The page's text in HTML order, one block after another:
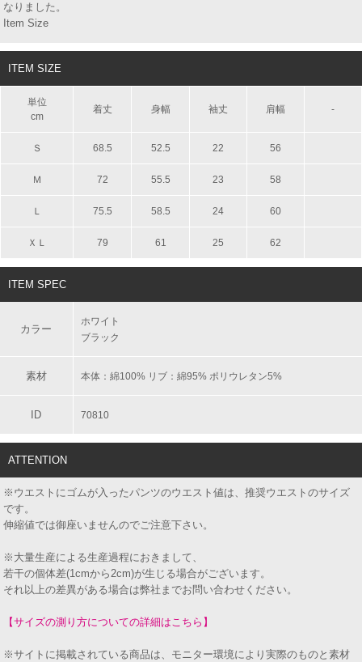
なりました。
Item Size
ITEM SIZE
単位
cm
着丈 身幅 袖丈 肩幅 -
Ｓ 68.5 52.5 22 56
Ｍ 72 55.5 23 58
Ｌ 75.5 58.5 24 60
ＸＬ 79 61 25 62
ITEM SPEC
カラー
ホワイト
ブラック
素材 本体：綿100% リブ：綿95% ポリウレタン5%
ID 70810
ATTENTION
※ウエストにゴムが入ったパンツのウエスト値は、推奨ウエストのサイズ
です。
伸縮値では御座いませんのでご注意下さい。
※大量生産による生産過程におきまして、
若干の個体差(1cmから2cm)が生じる場合がございます。
それ以上の差異がある場合は弊社までお問い合わせください。
【サイズの測り方についての詳細はこちら】
※サイトに掲載されている商品は、モニター環境により実際のものと素材